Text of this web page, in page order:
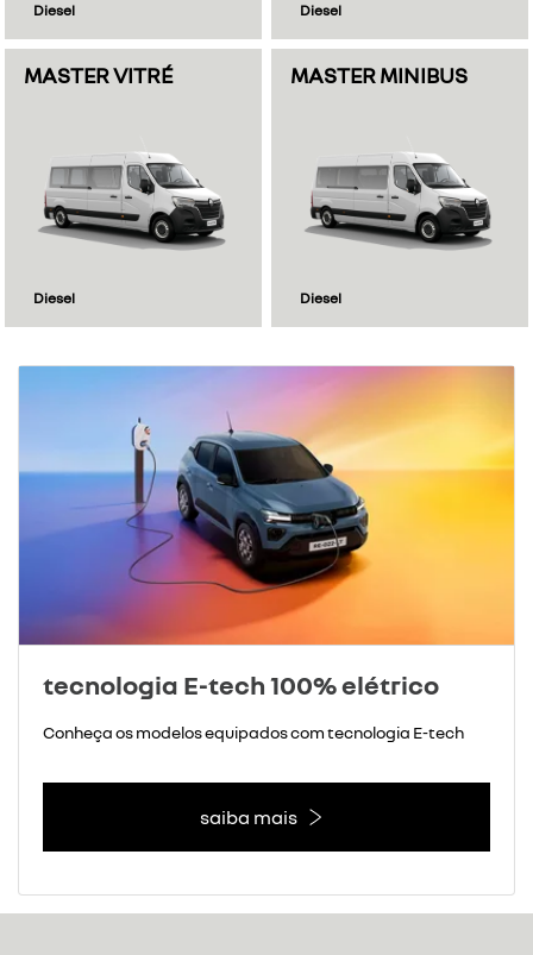
Diesel Diesel
MASTER VITRÉ
Diesel
MASTER MINIBUS
Diesel
tecnologia E-tech 100% elétrico
Conheça os modelos equipados com tecnologia E-tech
saiba mais